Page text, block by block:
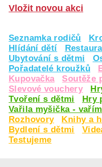
Vložit novou akci
Seznamka rodičů
Hlídání dětí
Ubytování s dětmi
Pořadatelé kroužků
Kupovačka
Soutěže
Slevové vouchery
Tvoření s dětmi
Hry
Vařila myšička -
Rozhovory
Knihy a
Bydlení s dětmi
Testujeme